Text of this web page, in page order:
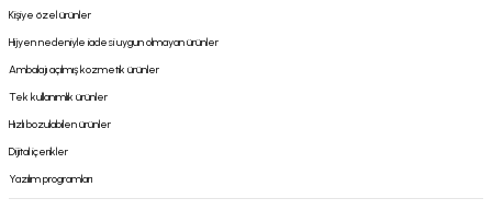
Kişiye özel ürünler
Hijyen nedeniyle iadesi uygun olmayan ürünler
Ambalajı açılmış kozmetik ürünler
Tek kullanımlık ürünler
Hızlı bozulabilen ürünler
Dijital içerikler
Yazılım programları